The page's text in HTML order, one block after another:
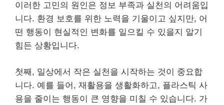
이러한 고민의 원인은 정보 부족과 실천의 어려움입
니다. 환경 보호를 위한 노력을 기울이고 싶지만, 어
떤 행동이 현실적인 변화를 일으킬 수 있을지 알기
힘든 상황입니다.
첫째, 일상에서 작은 실천을 시작하는 것이 중요합
니다. 예를 들어, 재활용을 생활화하고, 플라스틱 사
용을 줄이는 행동이 큰 영향을 미칠 수 있습니다. 가